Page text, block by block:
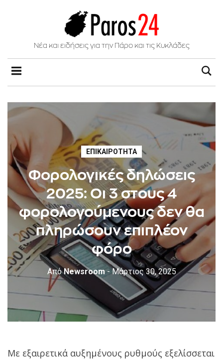
Νέα και ειδήσεις για την Πάρο και τις Κυκλάδες
ΕΠΙΚΑΙΡΌΤΗΤΑ
Φορολογικές δηλώσεις
2025: Οι 3 στους 4
φορολογούμενους δεν θα
πληρώσουν επιπλέον
φόρο
ΑπόNewsroom - Μάρτιος 30, 2025
Με εξαιρετικά αυξημένους ρυθμούς εξελίσσεται